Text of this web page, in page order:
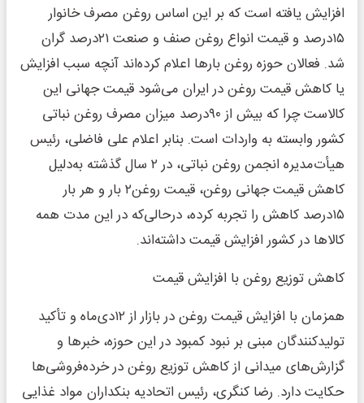
افزایش یافته است که بر این اساس روغن مصرف خانوار
۱۵درصد و قیمت انواع روغن صنف و صنعت ۲۱درصد گران
شد. فعالان حوزه روغن بارها اعلام کرده‌اند آنچه سبب افزایش
یا کاهش قیمت روغن در ایران می‌شود قیمت جهانی این
کالاست چرا که بیش از ۹۰درصد میزان مصرف روغن نباتی
کشور وابسته به واردات است. بنابر اعلام علی فاضلی، رئیس
هیأت‌مدیره انجمن روغن نباتی، در ۲ سال گذشته به‌دلیل
کاهش قیمت جهانی روغن، قیمت روغن۲ بار و هر بار
۱۵درصد کاهش را تجربه کرده، درحالی‌که در این مدت همه
کالاها در کشور افزایش قیمت داشته‌اند.
کاهش توزیع روغن با افزایش قیمت
همزمان با افزایش قیمت روغن در بازار از ۱۲دی‌ماه و تأکید
تولیدکنندگان مبنی بر نبود کمبود در این حوزه، خبرها و
گزارش‌های میدانی از کاهش توزیع روغن در خرده‌فروشی‌ها
حکایت دارد. رضا کنگری، رئیس اتحادیه بنکداران مواد غذایی